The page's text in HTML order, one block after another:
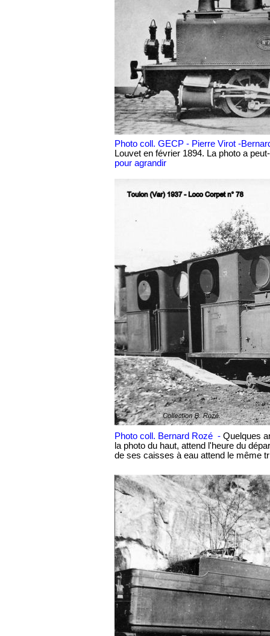
Photo coll. GECP - Pierre Virot -
Louvet en février 1894. La photo a
pour agrandir
Photo coll. Bernard Rozé - Quelques
la photo du haut, attend l'heure du
de ses caisses à eau attend le même